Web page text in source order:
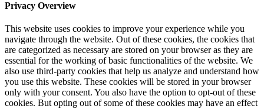
Privacy Overview
This website uses cookies to improve your experience while you
navigate through the website. Out of these cookies, the cookies that
are categorized as necessary are stored on your browser as they are
essential for the working of basic functionalities of the website. We
also use third-party cookies that help us analyze and understand how
you use this website. These cookies will be stored in your browser
only with your consent. You also have the option to opt-out of these
cookies. But opting out of some of these cookies may have an effect